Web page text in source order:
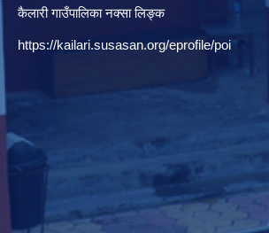
कैलारी गाउँपालिका नक्सा लिङ्क
https://kailari.susasan.org/eprofile/poi